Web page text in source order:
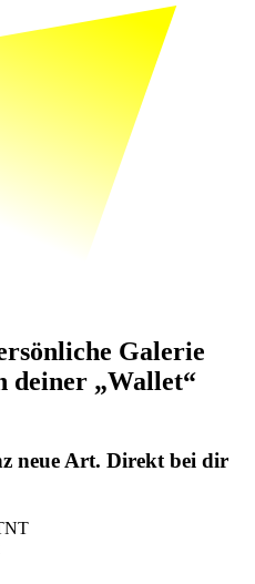
Galerie
deiner „Wallet“
neue Art. Direkt bei dir